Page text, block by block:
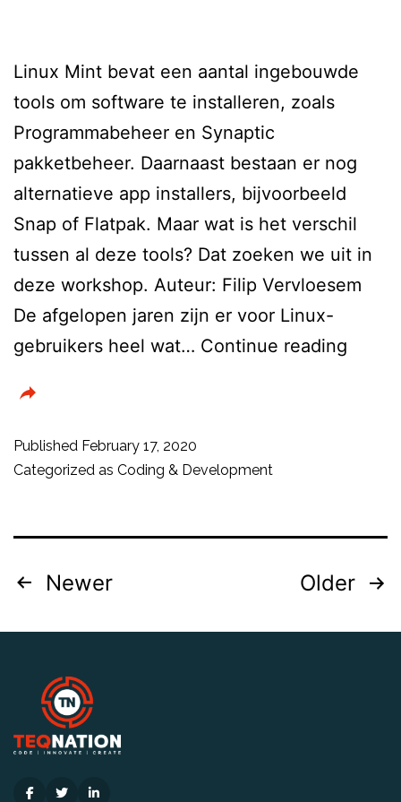
perfecte
privacyborging
Linux Mint bevat een aantal ingebouwde
tools om software te installeren, zoals
Programmabeheer en Synaptic
pakketbeheer. Daarnaast bestaan er nog
alternatieve app installers, bijvoorbeeld
Snap of Flatpak. Maar wat is het verschil
tussen al deze tools? Dat zoeken we uit in
deze workshop. Auteur: Filip Vervloesem
De afgelopen jaren zijn er voor Linux-
gebruikers heel wat… Continue reading
je
Published February 17, 2020
Categorized as Coding & Development
Posts
pagination
Newer Older